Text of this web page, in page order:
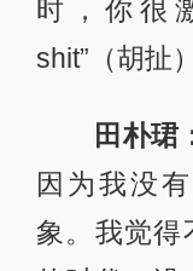
实不能跳
是我们可以
澎湃新
对你的影响
的中国女性